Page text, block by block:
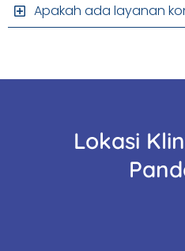
Apakah ada layanan
Lokasi